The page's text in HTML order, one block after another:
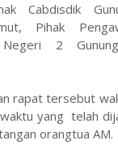
Cabdisdik
Pihak
2
rapat tersebut
yang telah
orangtua AM.